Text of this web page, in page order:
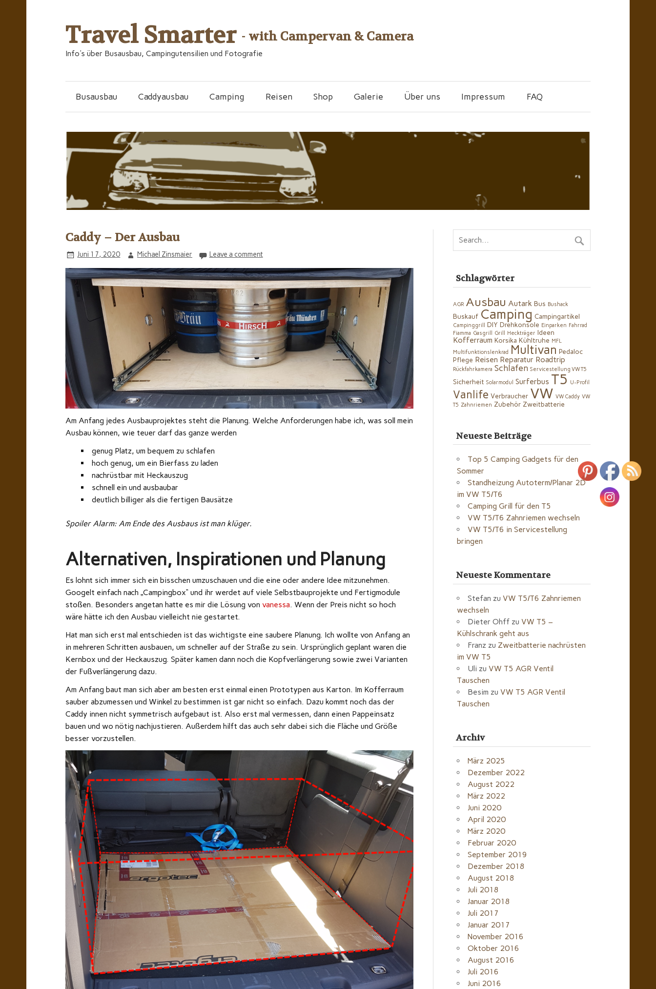
Travel Smarter - with Campervan & Camera
Info's über Busausbau, Campingutensilien und Fotografie
Busausbau Caddyausbau Camping Reisen Shop Galerie Über uns Impressum FAQ
Caddy – Der Ausbau
Juni 17, 2020 Michael Zinsmaier Leave a comment
Am Anfang jedes Ausbauprojektes steht die Planung. Welche Anforderungen habe ich, was soll mein
Ausbau können, wie teuer darf das ganze werden
genug Platz, um bequem zu schlafen
hoch genug, um ein Bierfass zu laden
nachrüstbar mit Heckauszug
schnell ein und ausbaubar
deutlich billiger als die fertigen Bausätze
Spoiler Alarm: Am Ende des Ausbaus ist man klüger.
Alternativen, Inspirationen und Planung
Es lohnt sich immer sich ein bisschen umzuschauen und die eine oder andere Idee mitzunehmen.
Googelt einfach nach „Campingbox“ und ihr werdet auf viele Selbstbauprojekte und Fertigmodule
stoßen. Besonders angetan hatte es mir die Lösung von vanessa. Wenn der Preis nicht so hoch
wäre hätte ich den Ausbau vielleicht nie gestartet.
Hat man sich erst mal entschieden ist das wichtigste eine saubere Planung. Ich wollte von Anfang an
in mehreren Schritten ausbauen, um schneller auf der Straße zu sein. Ursprünglich geplant waren die
Kernbox und der Heckauszug. Später kamen dann noch die Kopfverlängerung sowie zwei Varianten
der Fußverlängerung dazu.
Am Anfang baut man sich aber am besten erst einmal einen Prototypen aus Karton. Im Kofferraum
sauber abzumessen und Winkel zu bestimmen ist gar nicht so einfach. Dazu kommt noch das der
Caddy innen nicht symmetrisch aufgebaut ist. Also erst mal vermessen, dann einen Pappeinsatz
bauen und wo nötig nachjustieren. Außerdem hilft das auch sehr dabei sich die Fläche und Größe
besser vorzustellen.
Schlagwörter
AGR Ausbau Autark Bus Bushack
Buskauf Camping Campingartikel
Campinggrill DIY Drehkonsole Einparken Fahrrad
Fiamma Gasgrill Grill Heckträger Ideen
Kofferraum Korsika Kühltruhe MFL
Multifunktionslenkrad
Multivan Pedaloc
Pflege Reisen Reparatur Roadtrip
Rückfahrkamera Schlafen Servicestellung VW T5
Sicherheit Solarmodul Surferbus T5 U-Profil
Vanlife Verbraucher VW VW Caddy VW
T5 Zahnriemen Zubehör Zweitbatterie
Neueste Beiträge
Top 5 Camping Gadgets für den
Sommer
Standheizung Autoterm/Planar 2D
im VW T5/T6
Camping Grill für den T5
VW T5/T6 Zahnriemen wechseln
VW T5/T6 in Servicestellung
bringen
Neueste Kommentare
Stefan zuVW T5/T6 Zahnriemen
wechseln
Dieter Ohff zuVW T5 –
Kühlschrank geht aus
Franz zu Zweitbatterie nachrüsten
im VW T5
Uli zuVW T5 AGR Ventil
Tauschen
Besim zuVW T5 AGR Ventil
Tauschen
Archiv
März 2025
Dezember 2022
August 2022
März 2022
Juni 2020
April 2020
März 2020
Februar 2020
September 2019
Dezember 2018
August 2018
Juli 2018
Januar 2018
Juli 2017
Januar 2017
November 2016
Oktober 2016
August 2016
Juli 2016
Juni 2016